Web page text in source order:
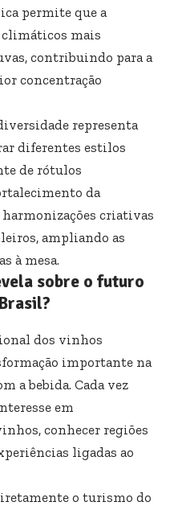
permite que a
mais
contribuindo para a
concentração
representa
diferentes estilos
de rótulos
da
criativas
ampliando as
à mesa.
sobre o futuro
dos vinhos
importante na
a bebida. Cada vez
em
conhecer regiões
ligadas ao
o turismo do